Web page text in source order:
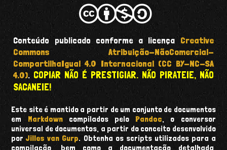
Conteúdo publicado conforme a licença Creative
Commons Atribuição-NãoComercial-
CompartilhaIgual 4.0 Internacional (CC BY-NC-SA
4.0).COPIAR NÃO É PRESTIGIAR. NÃO PIRATEIE, NÃO
SACANEIE!
Este site é mantido a partir de um conjunto de documentos
em Markdowncompilados peloPandoc, o conversor
universal de documentos, a partir do conceito desenvolvido
porJilles van Gurp. Obtenha os scripts utilizados para a
compilação, bem como a documentação detalhada,